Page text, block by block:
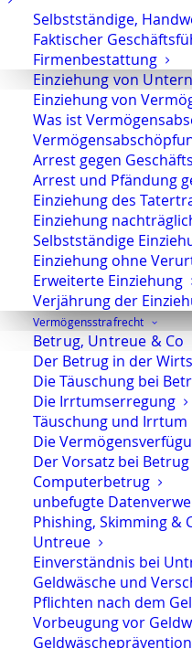
Selbstständige,
Faktischer
Firmenbestattung
Einziehung von
Einziehung von
Was ist
Arrest gegen
Arrest und Pfändung
Einziehung des
Einziehung
Selbstständige
Einziehung ohne
Erweiterte Einziehung
Verjährung der
Vermögens­strafrecht
Betrug, Untreue & Co
Der Betrug in der
Die Täuschung bei
Die Irrtumserregung
Täuschung und Irrtum
Die
Der Vorsatz bei Betrug
Computerbetrug
unbefugte
Phishing, Skimming &
Untreue
Einverständnis bei
Geldwäsche und
Pflichten nach dem
Vorbeugung vor
Geldwäscheprävention
Geldwäsche
Umweltstraftaten
Im
nur um
auch um
berufliche
Wahrnehmung.
und strategisch
aufgebaut sein.
Steuerstrafrecht
Ich vertrete
Steuerberater und
Strafverfahren.
strukturierte
steuerliche,
Zusammenhänge
Medizinstrafrecht
Ich verteidige Ärzte,
und andere
Berufe bei
häufiger